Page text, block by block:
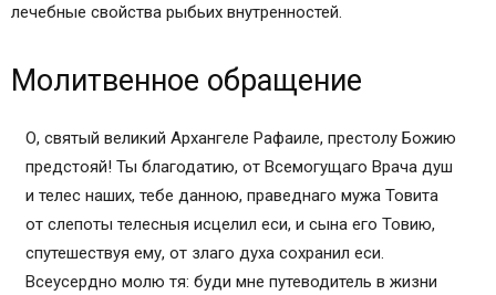
лечебные свойства рыбьих внутренностей.
Молитвенное обращение
О, святый великий Архангеле Рафаиле, престолу Божию
предстояй! Ты благодатию, от Всемогущаго Врача душ
и телес наших, тебе данною, праведнаго мужа Товита
от слепоты телесныя исцелил еси, и сына его Товию,
спутешествуя ему, от злаго духа сохранил еси.
Всеусердно молю тя: буди мне путеводитель в жизни